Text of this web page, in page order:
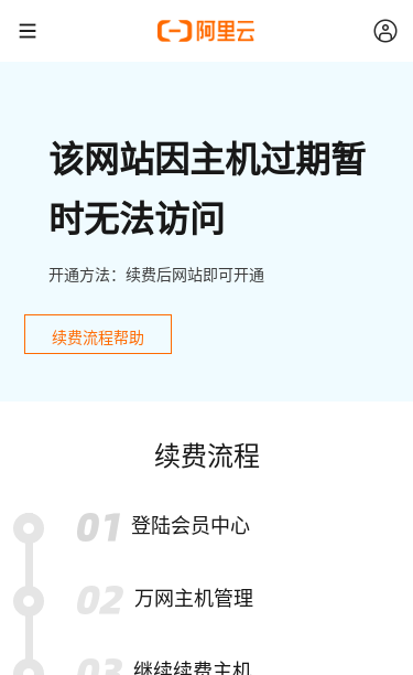
该网站因主机过期暂
时无法访问
开通方法：续费后网站即可开通
续费流程帮助
续费流程
登陆会员中心
万网主机管理